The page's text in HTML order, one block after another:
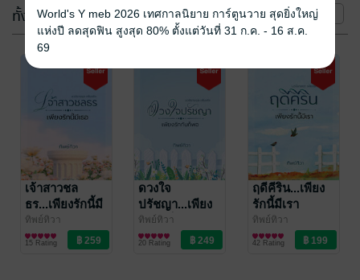
ทั้งหมด(3 เล่ม) หน้าที่ 1
เจ้าสาวชล
ธร...เพียงรักนี้มี
เธอ
ทิพย์ทิวา
นิยายรัก
15 Rating
ดวงใจ
ปรัชญา...เพียง
รักกันก็พอ
ทิพย์ทิวา
นิยายรัก
20 Rating
ฤดีคีริน...เพียง
รักนี้มีเรา
ทิพย์ทิวา
นิยายรัก
42 Rating
World's Y meb 2026 เทศกาลนิยาย การ์ตูนวาย สุดยิ่งใหญ่
แห่งปี ลดสุดฟิน สูงสุด 80% ตั้งแต่วันที่ 31 ก.ค. - 16 ส.ค.
69